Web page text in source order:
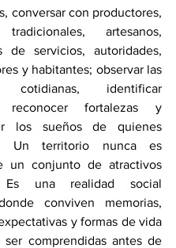
conversar con productores,
tradicionales, artesanos,
de servicios, autoridades,
y habitantes; observar las
cotidianas, identificar
reconocer fortalezas y
los sueños de quienes
Un territorio nunca es
un conjunto de atractivos
Es una realidad social
conviven memorias,
y formas de vida
comprendidas antes de